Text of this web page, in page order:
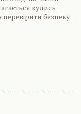
кудись
перевірити безпеку